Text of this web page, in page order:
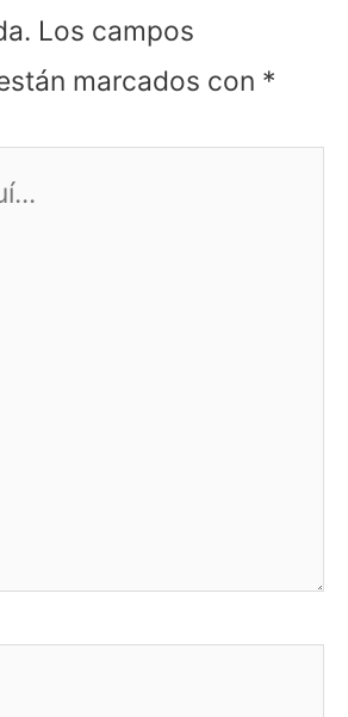
Los campos
marcados con *